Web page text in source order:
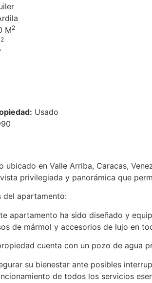
M2
2
Usado
ubicado en Valle Arriba, Caracas,
privilegiada y panorámica que
del apartamento:
apartamento ha sido diseñado y
de mármol y accesorios de lujo en
cuenta con un pozo de agua
su bienestar ante posibles
de todos los servicios